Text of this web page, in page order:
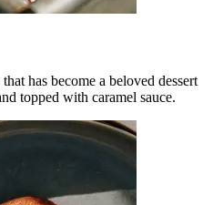
has become a beloved dessert
topped with caramel sauce.